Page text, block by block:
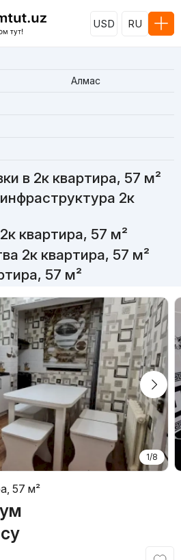
USD RU
Алмас
в 2к квартира, 57 м²
2к
квартира, 57 м²
2к квартира, 57 м²
57 м²
1/8
57 м²